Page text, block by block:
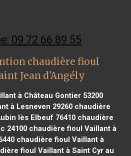
09 72 66 89 55
chaudière fioul
Jean d'Angély
à Château Gontier 53200
à Lesneven 29260 chaudière
lès Elbeuf 76410 chaudière
24100 chaudière fioul Vaillant à
chaudière fioul Vaillant à
fioul Vaillant à Saint Cyr au